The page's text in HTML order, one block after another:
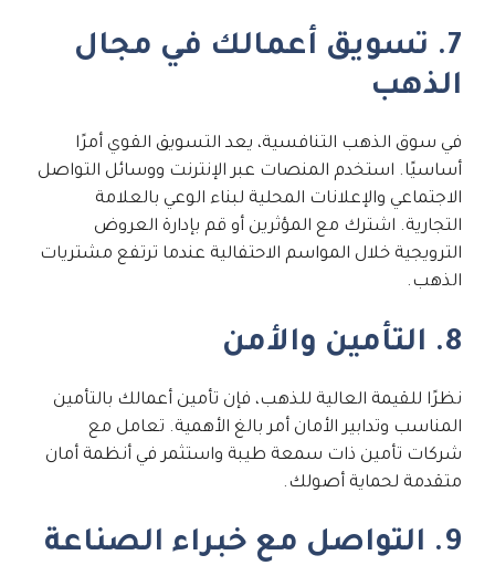
7. تسويق أعمالك في مجال
الذهب
في سوق الذهب التنافسية، يعد التسويق القوي أمرًا
أساسيًا. استخدم المنصات عبر الإنترنت ووسائل التواصل
الاجتماعي والإعلانات المحلية لبناء الوعي بالعلامة
التجارية. اشترك مع المؤثرين أو قم بإدارة العروض
الترويجية خلال المواسم الاحتفالية عندما ترتفع مشتريات
الذهب.
8. التأمين والأمن
نظرًا للقيمة العالية للذهب، فإن تأمين أعمالك بالتأمين
المناسب وتدابير الأمان أمر بالغ الأهمية. تعامل مع
شركات تأمين ذات سمعة طيبة واستثمر في أنظمة أمان
متقدمة لحماية أصولك.
9. التواصل مع خبراء الصناعة